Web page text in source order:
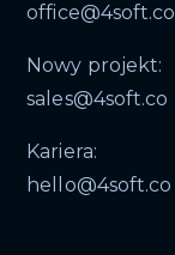
office@4soft.co
Nowy projekt:
sales@4soft.co
Kariera:
hello@4soft.co